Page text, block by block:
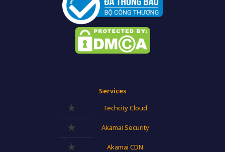
Services
Techcity Cloud
Akamai Security
Akamai CDN